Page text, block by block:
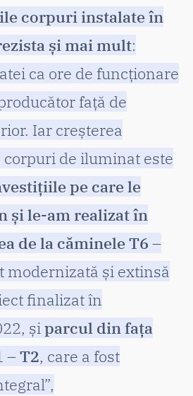
corpuri instalate în
și mai mult:
ca ore de funcționare
față de
Iar creșterea
de iluminat este
pe care le
și le-am realizat în
de la căminele T6 –
modernizată și extinsă
finalizat în
șiparcul din fața
– T2, care a fost